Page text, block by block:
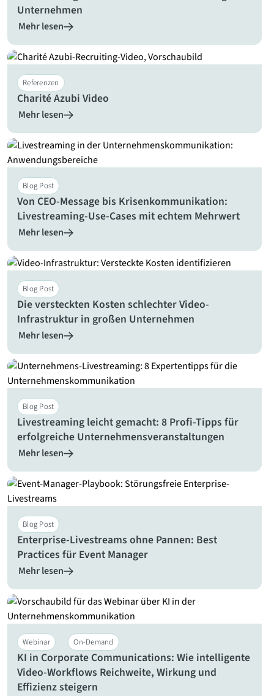
Unternehmen
Mehr lesen
Referenzen
Charité Azubi Video
Mehr lesen
Blog Post
Von CEO-Message bis Krisenkommunikation:
Livestreaming-Use-Cases mit echtem Mehrwert
Mehr lesen
Blog Post
Die versteckten Kosten schlechter Video-
Infrastruktur in großen Unternehmen
Mehr lesen
Blog Post
Livestreaming leicht gemacht: 8 Profi-Tipps für
erfolgreiche Unternehmensveranstaltungen
Mehr lesen
Blog Post
Enterprise-Livestreams ohne Pannen: Best
Practices für Event Manager
Mehr lesen
Webinar On-Demand
KI in Corporate Communications: Wie intelligente
Video-Workflows Reichweite, Wirkung und
Effizienz steigern